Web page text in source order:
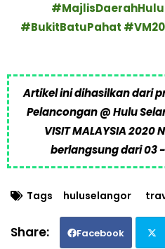
#BukitBatuPahat
Artikel ini dihasilkan dari
Pelancongan @ Hulu
VISIT MALAYSIA 2020
berlangsung dari 03
Tags huluselangor
Facebook